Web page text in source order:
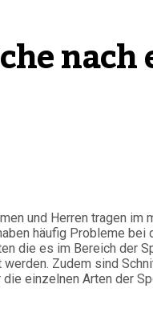
nach
und Herren tragen im
häufig Probleme bei
die es im Bereich der
Zudem sind
einzelnen Arten der